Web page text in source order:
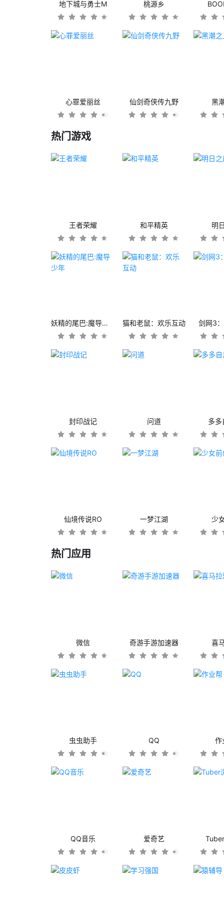
地下城与勇士M 桃源乡
心罪爱丽丝 仙剑奇侠传九野 黑
热门游戏
王者荣耀 和平精英 明
妖精的尾巴:魔导少年 猫和老鼠：欢乐互动 剑网3
封印战记 问道 多多
仙境传说RO 一梦江湖 少
热门应用
微信 奇游手游加速器 喜
虫虫助手 QQ 作
QQ音乐 爱奇艺